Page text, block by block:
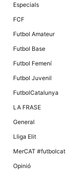
Especials
FCF
Futbol Amateur
Futbol Base
Futbol Femení
Futbol Juvenil
FutbolCatalunya
LA FRASE
General
Lliga Elit
MerCAT #futbolcat
Opinió